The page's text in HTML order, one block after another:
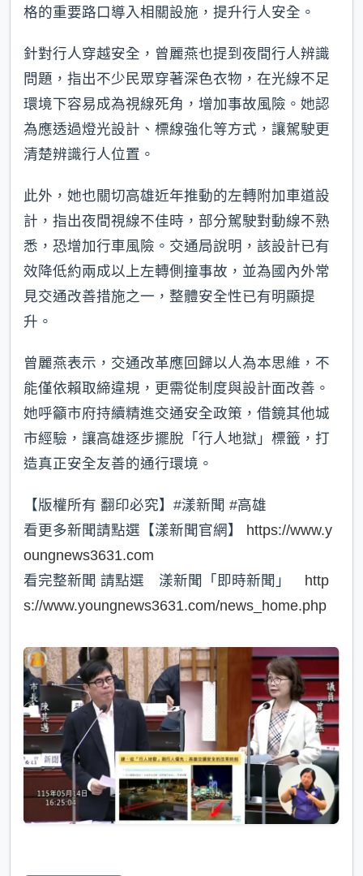
格的重要路口導入相關設施，提升行人安全。
針對行人穿越安全，曾麗燕也提到夜間行人辨識
問題，指出不少民眾穿著深色衣物，在光線不足
環境下容易成為視線死角，增加事故風險。她認
為應透過燈光設計、標線強化等方式，讓駕駛更
清楚辨識行人位置。
此外，她也關切高雄近年推動的左轉附加車道設
計，指出夜間視線不佳時，部分駕駛對動線不熟
悉，恐增加行車風險。交通局說明，該設計已有
效降低約兩成以上左轉側撞事故，並為國內外常
見交通改善措施之一，整體安全性已有明顯提
升。
曾麗燕表示，交通改革應回歸以人為本思維，不
能僅依賴取締違規，更需從制度與設計面改善。
她呼籲市府持續精進交通安全政策，借鏡其他城
市經驗，讓高雄逐步擺脫「行人地獄」標籤，打
造真正安全友善的通行環境。
【版權所有 翻印必究】#漾新聞 #高雄
看更多新聞請點選【漾新聞官網】 https://www.y
oungnews3631.com
看完整新聞 請點選 漾新聞「即時新聞」 http
s://www.youngnews3631.com/news_home.php